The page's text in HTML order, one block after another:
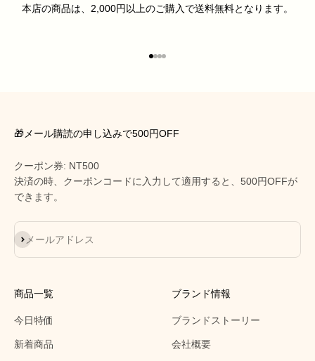
本店の商品は、2,000円以上のご購入で送料無料となります。
🎁メール購読の申し込みで500円OFF
クーポン券: NT500
決済の時、クーポンコードに入力して適用すると、500円OFFが
できます。
メールアドレス
登録
商品一覧
今日特価
新着商品
ブランド情報
ブランドストーリー
会社概要